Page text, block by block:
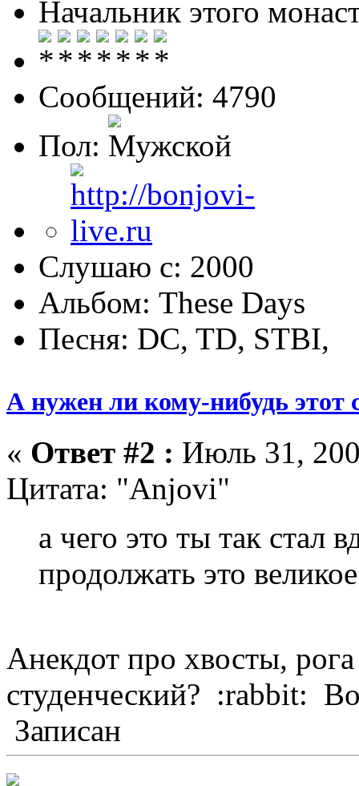
Начальник этого
Сообщений: 4790
Пол:
Слушаю с: 2000
Альбом: These Days
Песня: DC, TD, STBI,
А нужен ли кому-нибудь этот
« Ответ #2 : Июль 31,
Цитата: "Anjovi"
а чего это ты так стал
продолжать это
Анекдот про хвосты,
студенческий? :rabbit:
Записан